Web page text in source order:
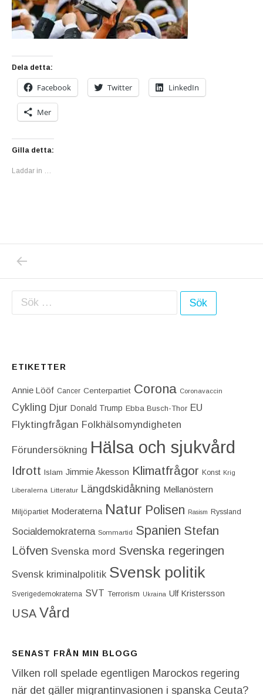
Dela detta:
Facebook Twitter LinkedIn
Mer
Gilla detta:
Laddar in …
Inläggsnavigering
Sök efter:
ETIKETTER
Annie Lööf Cancer Centerpartiet‎ Corona Coronavaccin
Cykling Djur Donald Trump Ebba Busch-Thor EU
Flyktingfrågan Folkhälsomyndigheten
Förundersökning Hälsa och sjukvård
Idrott Islam Jimmie Åkesson Klimatfrågor Konst Krig
Liberalerna Litteratur Längdskidåkning Mellanöstern
Miljöpartiet Moderaterna Natur Polisen Rasism Ryssland
Socialdemokraterna Sommartid Spanien Stefan
Löfven Svenska mord Svenska regeringen
Svensk kriminalpolitik Svensk politik
Sverigedemokraterna SVT Terrorism Ukraina Ulf Kristersson
USA Vård
SENAST FRÅN MIN BLOGG
Vilken roll spelade egentligen Marockos regering
när det gäller migrantinvasionen i spanska Ceuta?